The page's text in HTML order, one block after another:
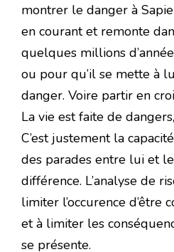
montrer le danger à
en courant et remonte
quelques millions
ou pour qu’il se mette à
danger. Voire partir en
La vie est faite de
C’est justement la
des parades entre lui et
différence. L’analyse de
limiter l’occurence d’être
et à limiter les
se présente.